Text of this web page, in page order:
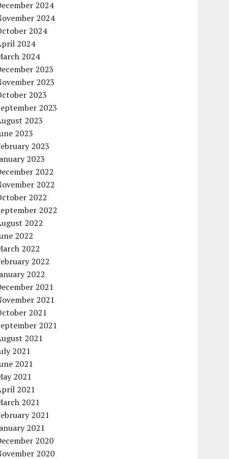
2024
2024
2024
2024
2024
2023
2023
2023
2023
2023
2023
2023
2023
2022
2022
2022
2022
2022
2022
2022
2022
2022
2021
2021
2021
2021
2021
2021
2021
2021
2021
2021
2021
2021
2020
2020